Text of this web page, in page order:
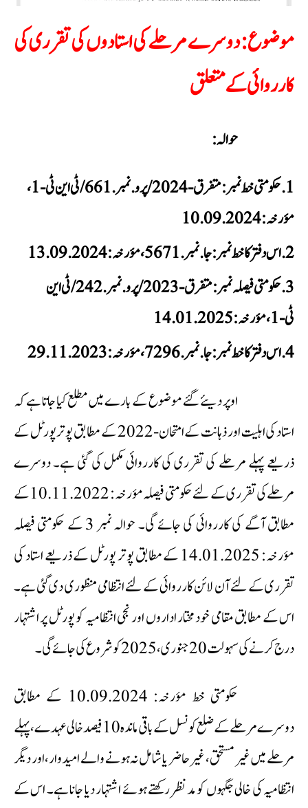
موضوع: دوسرے مرحلے کی استادوں کی تقرری کی
کارروائی کے متعلق
حوالہ:
حکومتی خط نمبر: متفرق-2024/پرو.نمبر.661/ٹی این ٹی-1،
مؤرخہ: 10.09.2024
اس دفتر کا خط نمبر: جا.نمبر.5671، مؤرخہ: 13.09.2024
حکومتی فیصلہ نمبر: متفرق-2023/پرو.نمبر.242/ٹی این
ٹی-1، مؤرخہ: 14.01.2025
اس دفتر کا خط نمبر: جا.نمبر.7296، مؤرخہ: 29.11.2023
اوپر دیئے گئے موضوع کے بارے میں مطلع کیا جاتا ہے کہ
استاد کی اہلیت اور ذہانت کے امتحان-2022 کے مطابق پوتر پورٹل کے
ذریعے پہلے مرحلے کی تقرری کی کارروائی مکمل کی گئی ہے۔ دوسرے
مرحلے کی تقرری کے لئے حکومتی فیصلہ مؤرخہ: 10.11.2022 کے
مطابق آگے کی کارروائی کی جائے گی۔ حوالہ نمبر 3 کے حکومتی فیصلہ
مؤرخہ: 14.01.2025 کے مطابق پوتر پورٹل کے ذریعے استاد کی
تقرری کے لئے آن لائن کارروائی کے لئے انتظامی منظوری دی گئی ہے۔
اس کے مطابق مقامی خود مختار اداروں اور نجی انتظامیہ کو پورٹل پر اشتہار
درج کرنے کی سہولت 20 جنوری، 2025 کو شروع کی جائے گی۔
حکومتی خط مؤرخہ: 10.09.2024 کے مطابق
دوسرے مرحلے کے ضلع کونسل کے باقی ماندہ 10 فیصد خالی عہدے، پہلے
مرحلے میں غیر مستحق، غیر حاضر یا شامل نہ ہونے والے امیدوار، اور دیگر
انتظامیہ کی خالی جگہوں کو مدنظر رکھتے ہوئے اشتہار دیا جانا ہے۔ اس کے